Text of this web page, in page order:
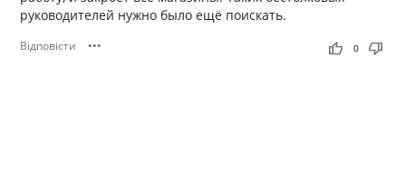
руководителей нужно было ещё поискать.
Відповісти ••• thumb_up thumb_down
0